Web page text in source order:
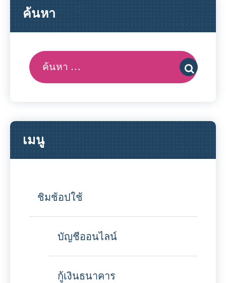
ค้นหา
ค้นหา:
เมนู
ชิมช้อปใช้
บัญชีออนไลน์
กู้เงินธนาคาร